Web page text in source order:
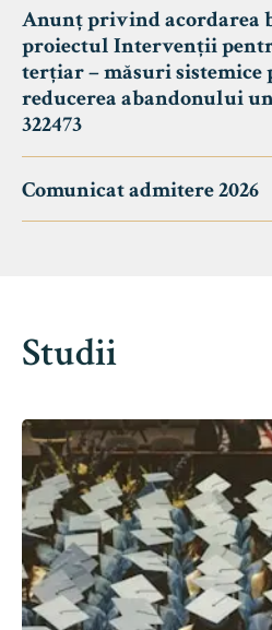
Anunț privind acordarea
proiectul Intervenții
terțiar – măsuri sistemice
reducerea abandonului
322473
Comunicat admitere 2026
Studii